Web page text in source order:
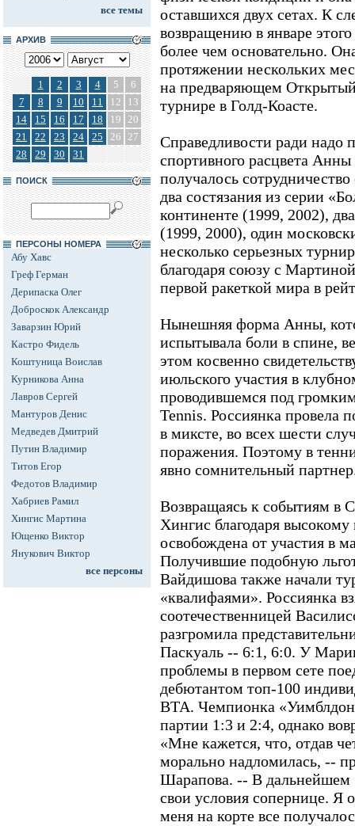
все темы
АРХИВ
1 2 3 4 5
6
7
8 9 10 11 12
13
14
15 16 17 18 19 20
21
22 23 24 25 26 27
28
29 30 31
ПОИСК
ПЕРСОНЫ НОМЕРА
Абу Хавс
Греф Герман
Дерипаска Олег
Доброскок Александр
Заварзин Юрий
Кастро Фидель
Коштуница Воислав
Курникова Анна
Лавров Сергей
Мантуров Денис
Медведев Дмитрий
Путин Владимир
Титов Егор
Федотов Владимир
Хабриев Рамил
Хингис Мартина
Ющенко Виктор
Янукович Виктор
все персоны
оставшихся двух сетах. К
возвращению в январе
более чем основательно.
протяжении нескольких
на предваряющем
турнире в Голд-Коасте.
Справедливости ради надо
спортивного расцвета
получалось
два состязания из серии
континенте (1999, 2002),
(1999, 2000), один
несколько серьезных
благодаря союзу с
первой ракеткой мира в
Нынешняя форма Анны,
испытывала боли в спине,
этом косвенно
июльского участия в
проводившемся под
Tennis. Россиянка провела
в миксте, во всех шести
поражения. Поэтому в
явно сомнительный
Возвращаясь к событиям в
Хингис благодаря
освобождена от участия в
Получившие подобную
Вайдишова также начали
«квалифаями». Россиянка
соотечественницей
разгромила
Паскуаль -- 6:1, 6:0. У
проблемы в первом сете
дебютантом топ-100
ВТА. Чемпионка
партии 1:3 и 2:4, однако
«Мне кажется, что, отдав
морально надломилась, --
Шарапова. -- В дальнейшем
свои условия сопернице. Я
меня на корте все